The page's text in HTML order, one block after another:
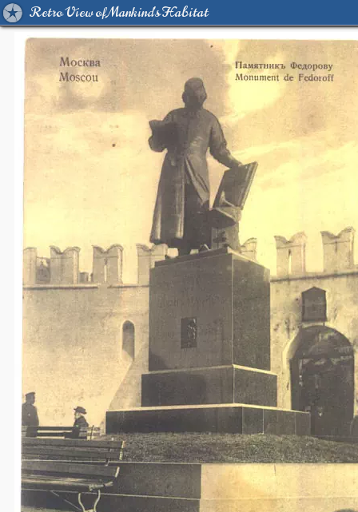
Retro View of Mankind's Habitat